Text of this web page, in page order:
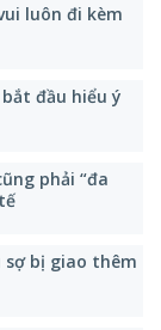
luôn đi kèm
đầu hiểu ý
phải “đa
sợ bị giao thêm